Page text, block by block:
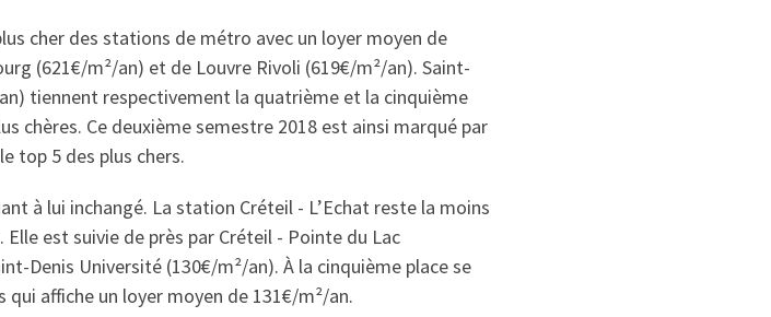
cher des stations de métro avec un loyer moyen de
(621€/m²/an) et de Louvre Rivoli (619€/m²/an). Saint-
tiennent respectivement la quatrième et la cinquième
chères. Ce deuxième semestre 2018 est ainsi marqué par
top 5 des plus chers.
à lui inchangé. La station Créteil - L’Echat reste la moins
est suivie de près par Créteil - Pointe du Lac
Denis Université (130€/m²/an). À la cinquième place se
affiche un loyer moyen de 131€/m²/an.